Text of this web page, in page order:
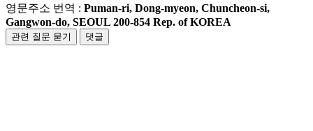
영문주소 번역 : Puman-ri, Dong-myeon, Chuncheon-si,
Gangwon-do, SEOUL 200-854 Rep. of KOREA